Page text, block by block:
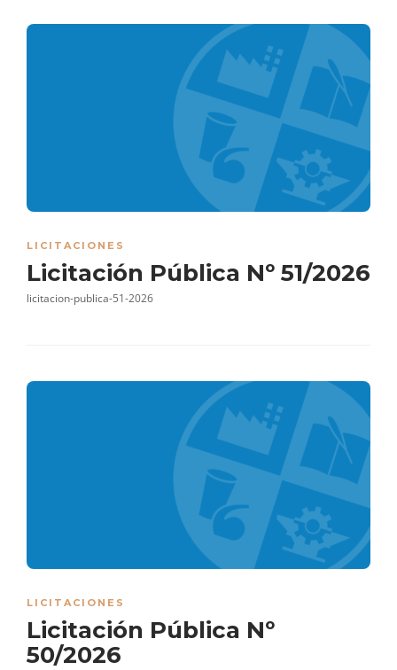
LICITACIONES
Licitación Pública Nº 51/2026
licitacion-publica-51-2026
LICITACIONES
Licitación Pública Nº
50/2026